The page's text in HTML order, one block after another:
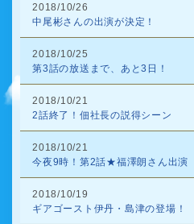
2018/10/26
中尾彬さんの出演が決定！
2018/10/25
第3話の放送まで、あと3日！
2018/10/21
2話終了！佃社長の説得シーン
2018/10/21
今夜9時！第2話★福澤朗さん出演
2018/10/19
ギアゴースト伊丹・島津の登場！